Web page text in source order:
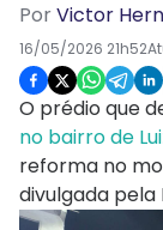
PorVictor
16/05/2026 21h52
O prédio que
no bairro de
reforma no
divulgada pela